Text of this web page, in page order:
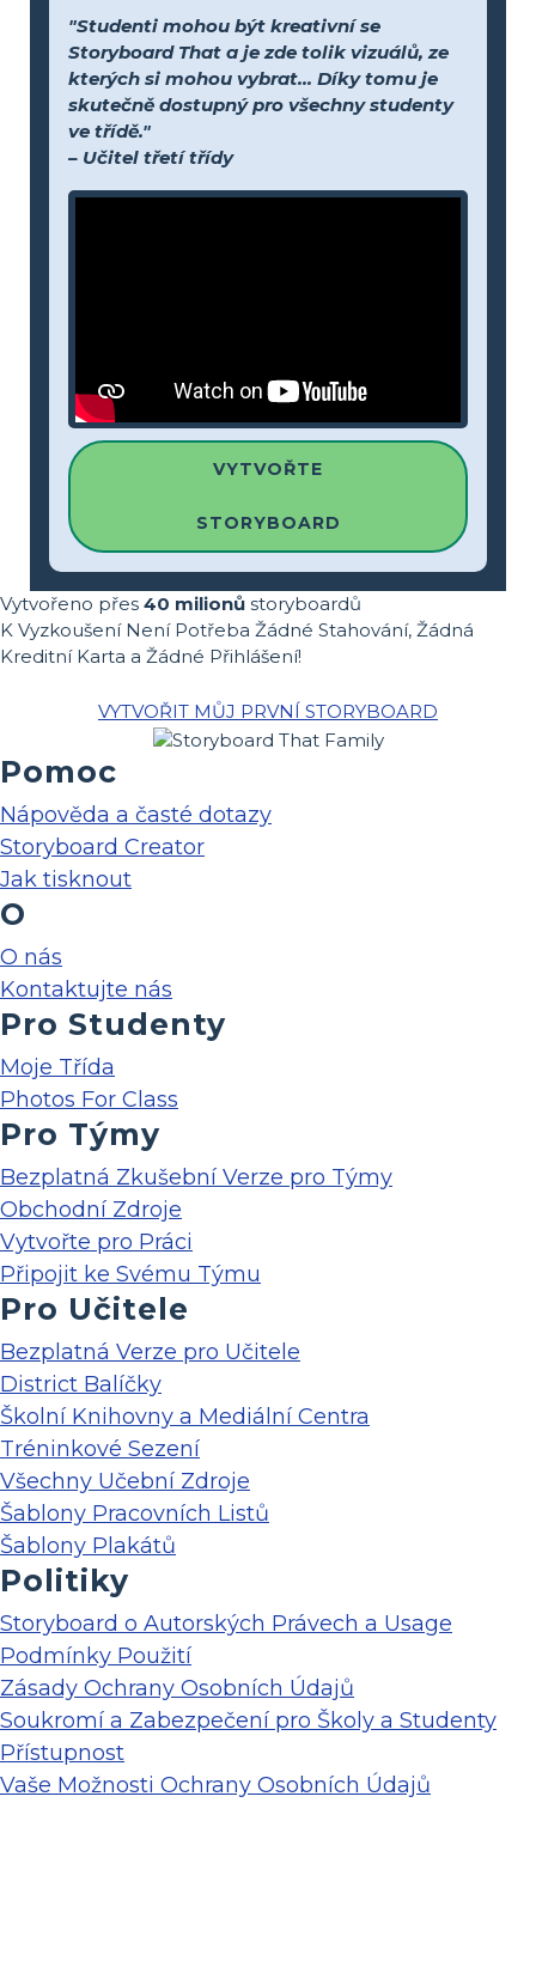
"Studenti mohou být kreativní se
Storyboard That a je zde tolik vizuálů, ze
kterých si mohou vybrat... Díky tomu je
skutečně dostupný pro všechny studenty
ve třídě."
– Učitel třetí třídy
VYTVOŘTE
STORYBOARD
Vytvořeno přes 40 milionů storyboardů
K Vyzkoušení Není Potřeba Žádné Stahování, Žádná
Kreditní Karta a Žádné Přihlášení!
VYTVOŘIT MŮJ PRVNÍ STORYBOARD
Pomoc
Nápověda a časté dotazy
Storyboard Creator
Jak tisknout
O
O nás
Kontaktujte nás
Pro Studenty
Moje Třída
Photos For Class
Pro Týmy
Bezplatná Zkušební Verze pro Týmy
Obchodní Zdroje
Vytvořte pro Práci
Připojit ke Svému Týmu
Pro Učitele
Bezplatná Verze pro Učitele
District Balíčky
Školní Knihovny a Mediální Centra
Tréninkové Sezení
Všechny Učební Zdroje
Šablony Pracovních Listů
Šablony Plakátů
Politiky
Storyboard o Autorských Právech a Usage
Podmínky Použití
Zásady Ochrany Osobních Údajů
Soukromí a Zabezpečení pro Školy a Studenty
Přístupnost
Vaše Možnosti Ochrany Osobních Údajů